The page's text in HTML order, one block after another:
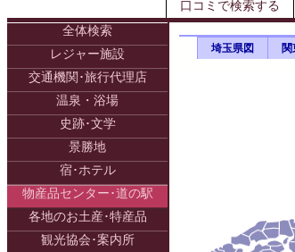
口コミで検索する
全体検索
レジャー施設
交通機関･旅行代理店
温泉・浴場
史跡･文学
景勝地
宿･ホテル
物産品センター･道の駅
各地のお土産･特産品
観光協会･案内所
埼玉県図 関